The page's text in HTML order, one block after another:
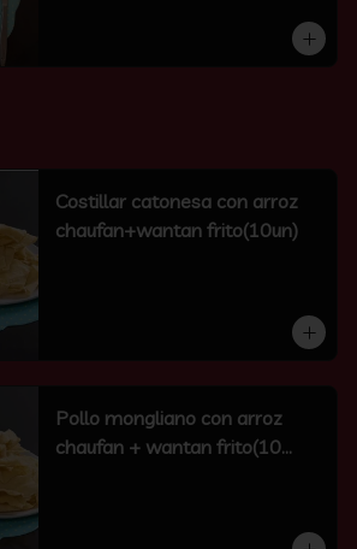
Costillar catonesa con arroz
chaufan+wantan frito(10un)
Pollo mongliano con arroz
chaufan + wantan frito(10